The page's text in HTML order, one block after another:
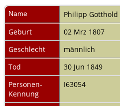
Name Philipp Gotthold
Geburt
02 Mrz 1807
Geschlecht
männlich
Tod
30 Jun 1849
Personen-
Kennung
I63054